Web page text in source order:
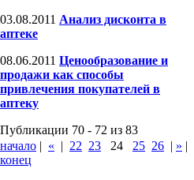
03.08.2011 Анализ дисконта в
аптеке
08.06.2011 Ценообразование и
продажи как способы
привлечения покупателей в
аптеку
Публикации 70 - 72 из 83
начало | « | 22 23 24 25 26 | » |
конец